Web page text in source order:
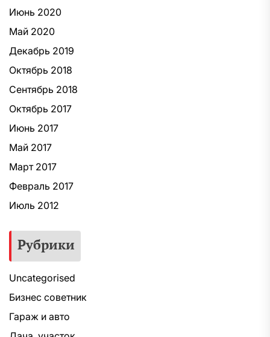
Июнь 2020
Май 2020
Декабрь 2019
Октябрь 2018
Сентябрь 2018
Октябрь 2017
Июнь 2017
Май 2017
Март 2017
Февраль 2017
Июль 2012
Рубрики
Uncategorised
Бизнес советник
Гараж и авто